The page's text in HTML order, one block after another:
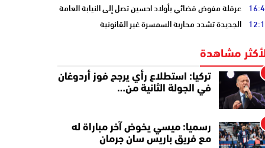
عرقلة مفوض قضائي بأولاد احسين تصل إلى النيابة العامة
الجديدة تشدد محاربة السمسرة غير القانونية
مشاهدة
تركيا: استطلاع رأي يرجح فوز أردوغان
في الجولة الثانية من…
رسميا: ميسي يخوض آخر مباراة له
مع فريق باريس سان جرمان